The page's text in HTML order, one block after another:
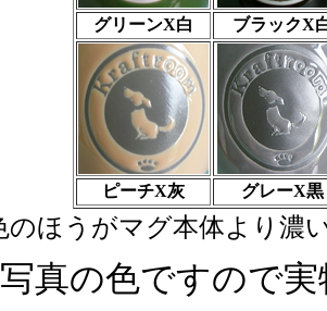
グリーンX白 ブラックX
ピーチX灰 グレーX黒
ほうがマグ本体より濃
写真の色ですので